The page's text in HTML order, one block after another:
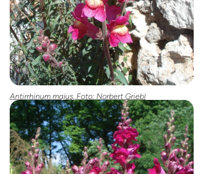
Antirrhinum majus, Foto: Norbert Griebl